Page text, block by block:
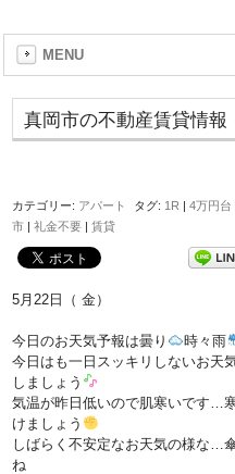
MENU
真岡市の不動産賃貸情
カテゴリー: アパート タグ: 1R |4万円台
市 |礼金不要 |賃貸
5月22日（ 金）
今日のお天気予報は曇り 時々雨
今日はも一日スッキリしないお天
しましょう
気温が昨日低いので肌寒いです…
けましょう
しばらく不安定なお天気の様な…
ね